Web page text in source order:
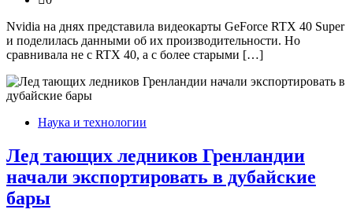
Nvidia на днях представила видеокарты GeForce RTX 40 Super
и поделилась данными об их производительности. Но
сравнивала не с RTX 40, а с более старыми […]
Наука и технологии
Лед тающих ледников Гренландии
начали экспортировать в дубайские
бары